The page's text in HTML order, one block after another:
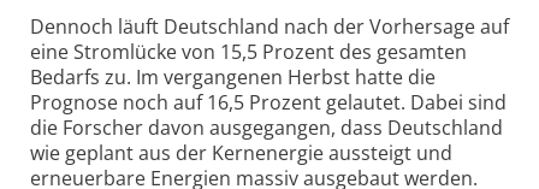
Dennoch läuft Deutschland nach der Vorhersage auf
eine Stromlücke von 15,5 Prozent des gesamten
Bedarfs zu. Im vergangenen Herbst hatte die
Prognose noch auf 16,5 Prozent gelautet. Dabei sind
die Forscher davon ausgegangen, dass Deutschland
wie geplant aus der Kernenergie aussteigt und
erneuerbare Energien massiv ausgebaut werden.